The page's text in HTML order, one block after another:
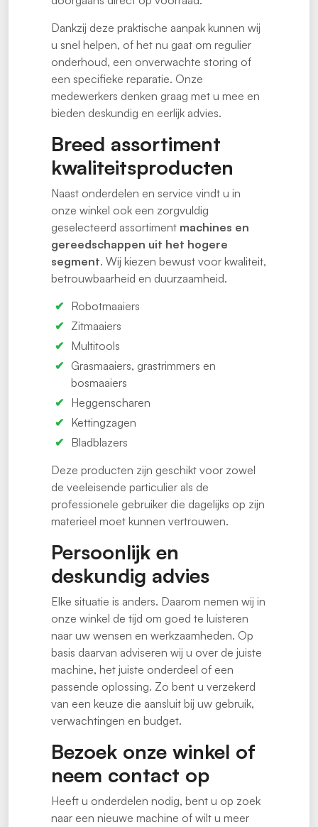
Dankzij deze praktische aanpak kunnen wij
u snel helpen, of het nu gaat om regulier
onderhoud, een onverwachte storing of
een specifieke reparatie. Onze
medewerkers denken graag met u mee en
bieden deskundig en eerlijk advies.
Breed assortiment
kwaliteitsproducten
Naast onderdelen en service vindt u in
onze winkel ook een zorgvuldig
geselecteerd assortiment machines en
gereedschappen uit het hogere
segment. Wij kiezen bewust voor kwaliteit,
betrouwbaarheid en duurzaamheid.
Robotmaaiers
Zitmaaiers
Multitools
Grasmaaiers, grastrimmers en
bosmaaiers
Heggenscharen
Kettingzagen
Bladblazers
Deze producten zijn geschikt voor zowel
de veeleisende particulier als de
professionele gebruiker die dagelijks op zijn
materieel moet kunnen vertrouwen.
Persoonlijk en
deskundig advies
Elke situatie is anders. Daarom nemen wij in
onze winkel de tijd om goed te luisteren
naar uw wensen en werkzaamheden. Op
basis daarvan adviseren wij u over de juiste
machine, het juiste onderdeel of een
passende oplossing. Zo bent u verzekerd
van een keuze die aansluit bij uw gebruik,
verwachtingen en budget.
Bezoek onze winkel of
neem contact op
Heeft u onderdelen nodig, bent u op zoek
naar een nieuwe machine of wilt u meer